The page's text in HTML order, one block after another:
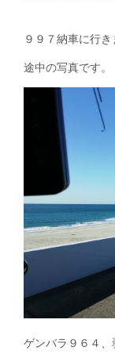
９９７納車に行
途中の写真です。
ゲンバラ９６４